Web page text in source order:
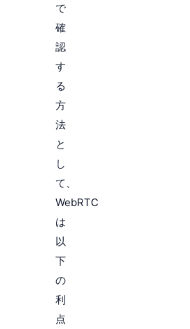
で
確
認
す
る
方
法
と
し
て、
WebRTC
は
以
下
の
利
点